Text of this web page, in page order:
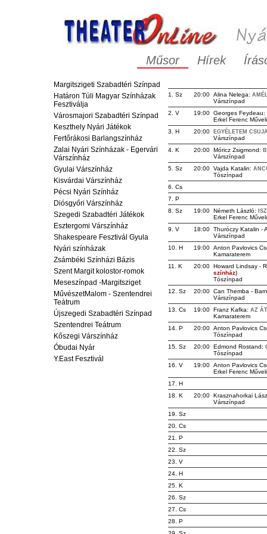
Műsor Hírek
Margitszigeti Szabadtéri Színpad
Határon Túli Magyar Színházak
Fesztiválja
Városmajori Szabadtéri Színpad
Keszthely Nyári Játékok
Fertőrákosi Barlangszínház
Zalai Nyári Színházak - Egervári
Várszínház
Gyulai Várszínház
Kisvárdai Várszínház
Pécsi Nyári Színház
Diósgyőri Várszínház
Szegedi Szabadtéri Játékok
Esztergomi Várszínház
Shakespeare Fesztivál Gyula
Nyári színházak
Zsámbéki Színházi Bázis
Szent Margit kolostor-romok
Meseszínpad -Margitsziget
MűvészetMalom - Szentendrei
Teátrum
Újszegedi Szabadtéri Színpad
Szentendrei Teátrum
Kőszegi Várszínház
Óbudai Nyár
Y.East Fesztivál
1. Sz 20:00 Alina Nelega:
Várszínpad
2. V
19:00 Georges Feydeau:
Erkel Ferenc
3. H
20:00 EGYÉLETEM
Várszínpad
4. K
20:00 Móricz Zsigmond:
Várszínpad
5. Sz
20:00 Vajda Katalin:
Tószínpad
6. Cs
7. P
8. Sz
19:00 Németh László:
Erkel Ferenc
9. V
18:00 Thuróczy Katalin -
Várszínpad
10. H
19:00 Anton Pavlovics
Kamaraterem
11. K
20:00 Howard Lindsay -
színház)
Tószínpad
12. Sz
20:00 Can Themba -
Várszínpad
13. Cs
19:00 Franz Kafka: AZ
Kamaraterem
14. P
20:00 Anton Pavlovics
Tószínpad
15. Sz
20:00 Edmond Rostand:
Tószínpad
16. V
19:00 Anton Pavlovics
Erkel Ferenc
17. H
18. K
20:00 Krasznahorkai
Várszínpad
19. Sz
20. Cs
21. P
22. Sz
23. V
24. H
25. K
26. Sz
27. Cs
28. P